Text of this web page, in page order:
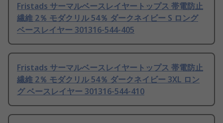
Fristads サーマルベースレイヤートップス 帯電防止
繊維 2％ モダクリル 54％ ダークネイビー S ロング
ベースレイヤー 301316-544-405
Fristads サーマルベースレイヤートップス 帯電防止
繊維 2％ モダクリル 54％ ダークネイビー 3XL ロン
グ ベースレイヤー 301316-544-410